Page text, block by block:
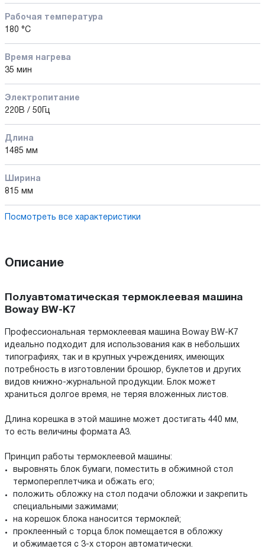
Рабочая температура
180 °С
Время нагрева
35 мин
Электропитание
220В / 50Гц
Длина
1485 мм
Ширина
815 мм
Посмотреть все характеристики
Описание
Полуавтоматическая термоклеевая машина
Boway BW-K7
Профессиональная термоклеевая машина Boway BW-K7
идеально подходит для использования как в небольших
типографиях, так и в крупных учреждениях, имеющих
потребность в изготовлении брошюр, буклетов и других
видов книжно-журнальной продукции. Блок может
храниться долгое время, не теряя вложенных листов.
Длина корешка в этой машине может достигать 440 мм,
то есть величины формата А3.
Принцип работы термоклеевой машины:
выровнять блок бумаги, поместить в обжимной стол
термопереплетчика и обжать его;
положить обложку на стол подачи обложки и закрепить
специальными зажимами;
на корешок блока наносится термоклей;
проклеенный с торца блок помещается в обложку
и обжимается с 3-х сторон автоматически.